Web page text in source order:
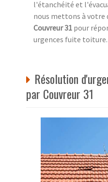
l'étanchéité et
nous mettons à votre
Couvreur 31 pour
urgences fuite toiture.
Résolution
par Couvreur 31